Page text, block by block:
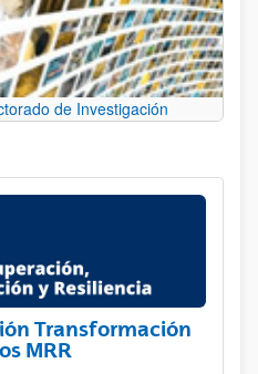
de Investigación
Transformación
MRR